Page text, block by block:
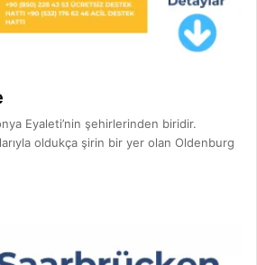
Eyaleti’nin şehirlerinden biridir.
oldukça şirin bir yer olan Oldenburg